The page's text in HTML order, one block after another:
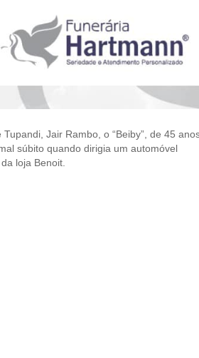
Jair Rambo, o “Beiby”, de 45
súbito quando dirigia um automóvel
loja Benoit.